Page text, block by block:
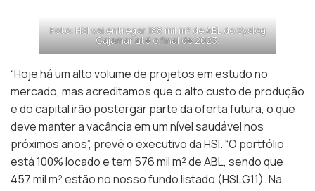
Foto: HSI vai entregar 188 mil m² de ABL do Syslog
Cajamar até o final de 2023.
“Hoje há um alto volume de projetos em estudo no
mercado, mas acreditamos que o alto custo de produção
e do capital irão postergar parte da oferta futura, o que
deve manter a vacância em um nível saudável nos
próximos anos”, prevê o executivo da HSI. “O portfólio
está 100% locado e tem 576 mil m² de ABL, sendo que
457 mil m² estão no nosso fundo listado (HSLG11). Na